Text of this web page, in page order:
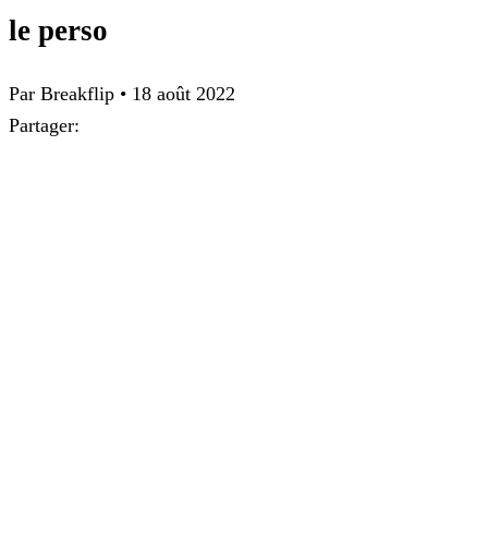
le perso
Par Breakflip • 18 août 2022
Partager: